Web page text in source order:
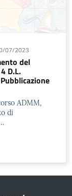
07/2023
del
D.L.
ADMM,
di